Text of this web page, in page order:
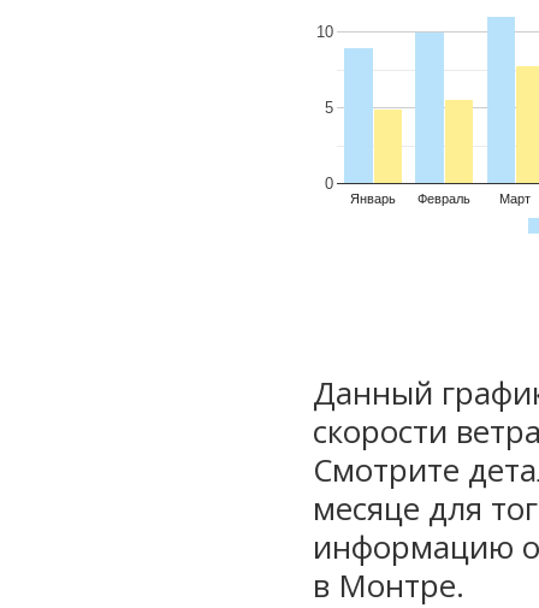
Январь Февраль Март
0
5
10
Данный
скорости
Смотрите
месяце для
информацию о
в Монтре.